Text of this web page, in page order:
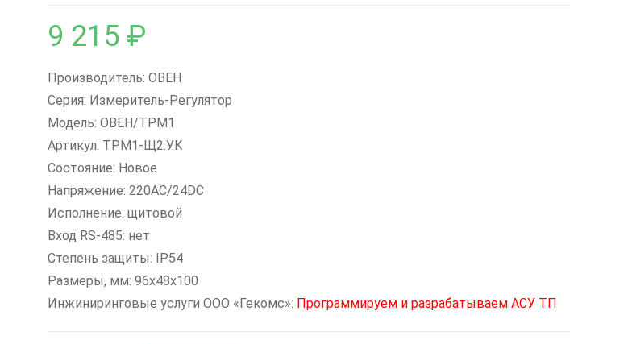
9 215 ₽
Производитель: ОВЕН
Серия: Измеритель-Регулятор
Модель: ОВЕН/ТРМ1
Артикул: ТРМ1-Щ2.У.К
Состояние: Новое
Напряжение: 220AC/24DC
Исполнение: щитовой
Вход RS-485: нет
Степень защиты: IP54
Размеры, мм: 96х48х100
Инжиниринговые услуги ООО «Гекомс»: Программируем и разрабатываем АСУ ТП